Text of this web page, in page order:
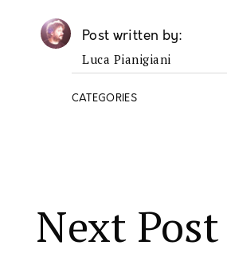
Post written by
Luca Pianigiani
CATEGORIES
Next Post